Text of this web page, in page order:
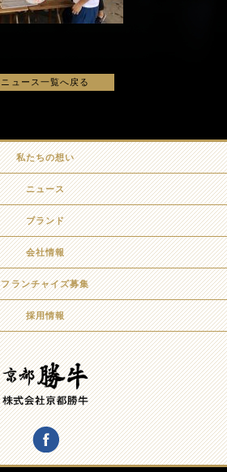
ニュース一覧へ戻る
私たちの想い
ニュース
ブランド
会社情報
フランチャイズ募集
採用情報